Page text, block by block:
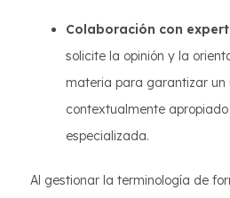
Colaboración con
solicite la opinión y la
materia para garantizar un
contextualmente
especializada.
Al gestionar la terminología de